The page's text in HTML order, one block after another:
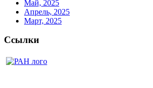
Май, 2025
Апрель, 2025
Март, 2025
Ссылки